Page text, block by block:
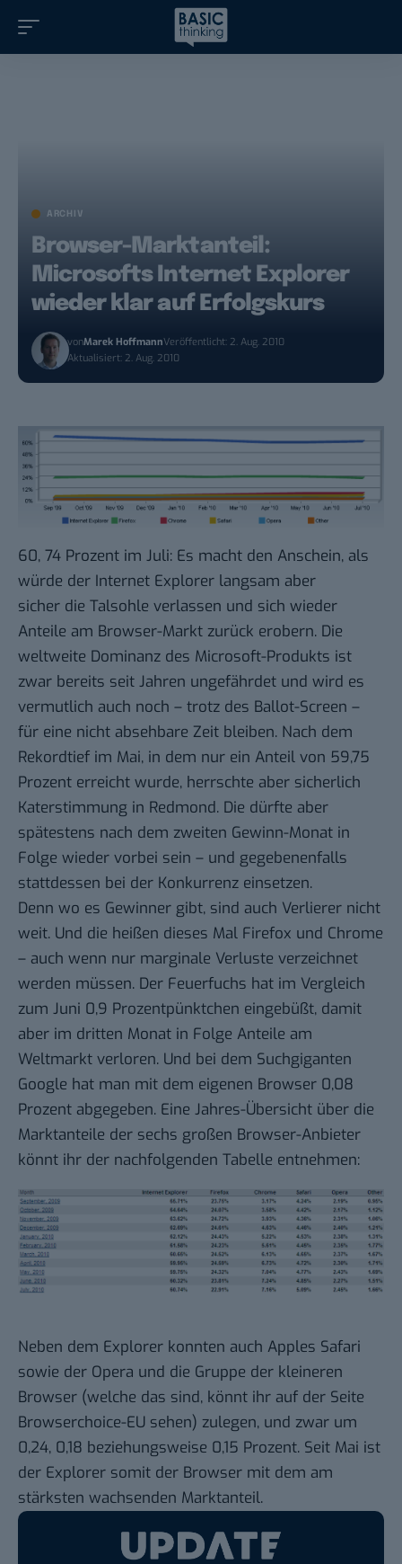
ARCHIV
Browser-Marktanteil:
Microsofts Internet Explorer
wieder klar auf Erfolgskurs
vonMarek HoffmannVeröffentlicht: 2. Aug. 2010
Aktualisiert: 2. Aug. 2010
60, 74 Prozent im Juli: Es macht den Anschein, als
würde der Internet Explorer langsam aber
sicher die Talsohle verlassen und sich wieder
Anteile am Browser-Markt zurück erobern. Die
weltweite Dominanz des Microsoft-Produkts ist
zwar bereits seit Jahren ungefährdet und wird es
vermutlich auch noch – trotz des Ballot-Screen –
für eine nicht absehbare Zeit bleiben. Nach dem
Rekordtief im Mai, in dem nur ein Anteil von 59,75
Prozent erreicht wurde, herrschte aber sicherlich
Katerstimmung in Redmond. Die dürfte aber
spätestens nach dem zweiten Gewinn-Monat in
Folge wieder vorbei sein – und gegebenenfalls
stattdessen bei der Konkurrenz einsetzen.
Denn wo es Gewinner gibt, sind auch Verlierer nicht
weit. Und die heißen dieses Mal Firefox und Chrome
– auch wenn nur marginale Verluste verzeichnet
werden müssen. Der Feuerfuchs hat im Vergleich
zum Juni 0,9 Prozentpünktchen eingebüßt, damit
aber im dritten Monat in Folge Anteile am
Weltmarkt verloren. Und bei dem Suchgiganten
Google hat man mit dem eigenen Browser 0,08
Prozent abgegeben. Eine Jahres-Übersicht über die
Marktanteile der sechs großen Browser-Anbieter
könnt ihr der nachfolgenden Tabelle entnehmen:
Neben dem Explorer konnten auch Apples Safari
sowie der Opera und die Gruppe der kleineren
Browser (welche das sind, könnt ihr auf der Seite
Browserchoice-EU sehen) zulegen, und zwar um
0,24, 0,18 beziehungsweise 0,15 Prozent. Seit Mai ist
der Explorer somit der Browser mit dem am
stärksten wachsenden Marktanteil.